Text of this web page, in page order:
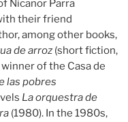
Nicanor Parra
their friend
among other books,
de arroz (short fiction,
of the Casa de
las pobres
La orquestra de
(1980). In the 1980s,